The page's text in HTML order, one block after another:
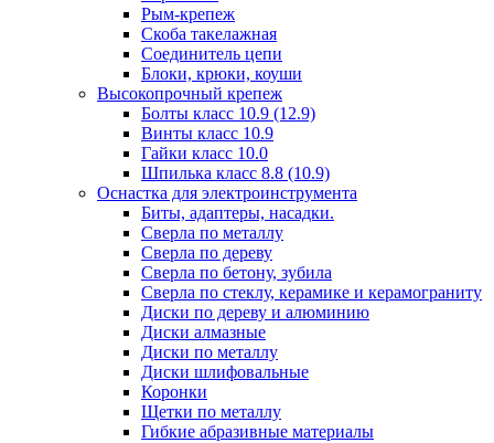
Рым-крепеж
Скоба такелажная
Соединитель цепи
Блоки, крюки, коуши
Высокопрочный крепеж
Болты класс 10.9 (12.9)
Винты класс 10.9
Гайки класс 10.0
Шпилька класс 8.8 (10.9)
Оснастка для электроинструмента
Биты, адаптеры, насадки.
Сверла по металлу
Сверла по дереву
Сверла по бетону, зубила
Сверла по стеклу, керамике и керамограниту
Диски по дереву и алюминию
Диски алмазные
Диски по металлу
Диски шлифовальные
Коронки
Щетки по металлу
Гибкие абразивные материалы